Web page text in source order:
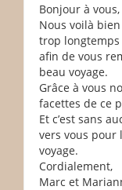
Bonjour à vous,
Nous voilà
trop longtemps
afin de vous
beau voyage.
Grâce à vous
facettes de ce
Et c’est sans
vers vous pour
voyage.
Cordialement,
Marc et